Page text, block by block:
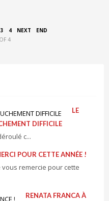
3 4 NEXT
END
4
LE
DIFFICILE
c...
POUR CETTE ANNÉE !
vous remercie pour cette
RENATA FRANCA À